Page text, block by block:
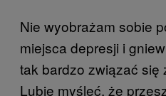
Nie wyobrażam sobie
miejsca depresji i
tak bardzo związać się
Lubię myśleć, że